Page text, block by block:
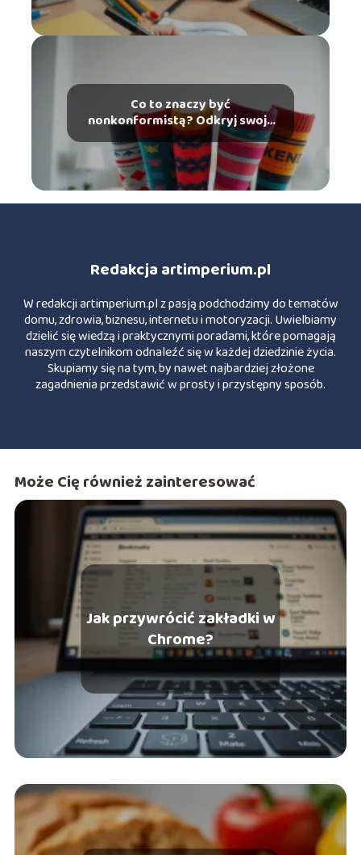
Co to znaczy być
nonkonformistą? Odkryj swoją
indywidualność!
Redakcja artimperium.pl
W redakcji artimperium.pl z pasją podchodzimy do tematów
domu, zdrowia, biznesu, internetu i motoryzacji. Uwielbiamy
dzielić się wiedzą i praktycznymi poradami, które pomagają
naszym czytelnikom odnaleźć się w każdej dziedzinie życia.
Skupiamy się na tym, by nawet najbardziej złożone
zagadnienia przedstawić w prosty i przystępny sposób.
Może Cię również zainteresować
Jak przywrócić zakładki w
Chrome?